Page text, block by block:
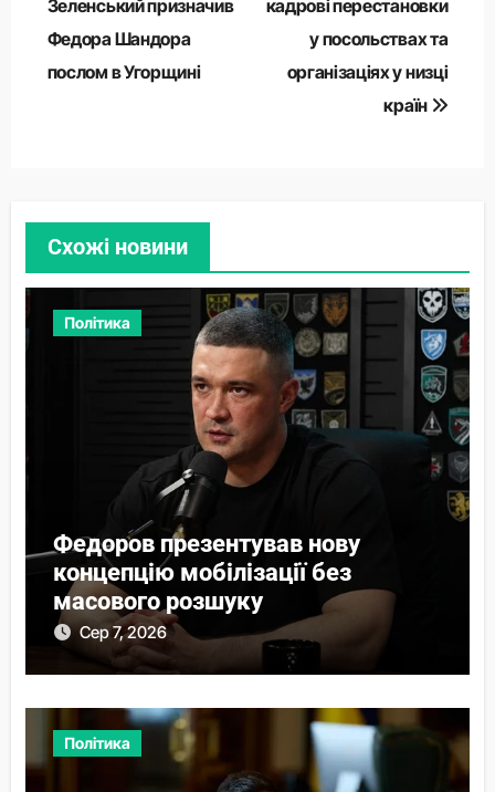
Зеленський призначив
Федора Шандора
послом в Угорщині
кадрові перестановки
у посольствах та
організаціях у низці
країн
Схожі новини
Політика
Федоров презентував нову
концепцію мобілізації без
масового розшуку
Сер 7, 2026
Політика